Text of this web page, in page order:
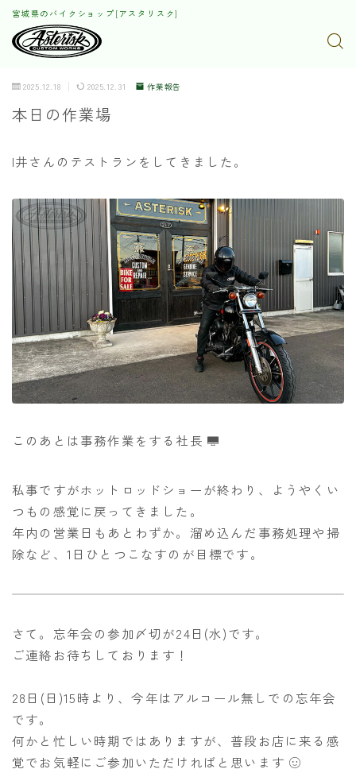
宮城県のバイクショップ[アスタリスク]
2025.12.18 2025.12.31 作業報告
本日の作業場
I井さんのテストランをしてきました。
このあとは事務作業をする社長
私事ですがホットロッドショーが終わり、ようやくい
つもの感覚に戻ってきました。
年内の営業日もあとわずか。溜め込んだ事務処理や掃
除など、1日ひとつこなすのが目標です。
さて。忘年会の参加〆切が24日(水)です。
ご連絡お待ちしております！
28日(日)15時より、今年はアルコール無しでの忘年会
です。
何かと忙しい時期ではありますが、普段お店に来る感
覚でお気軽にご参加いただければと思います